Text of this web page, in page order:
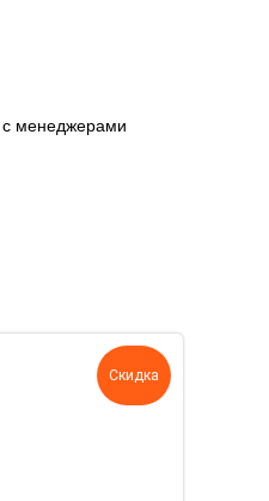
с менеджерами
Скидка